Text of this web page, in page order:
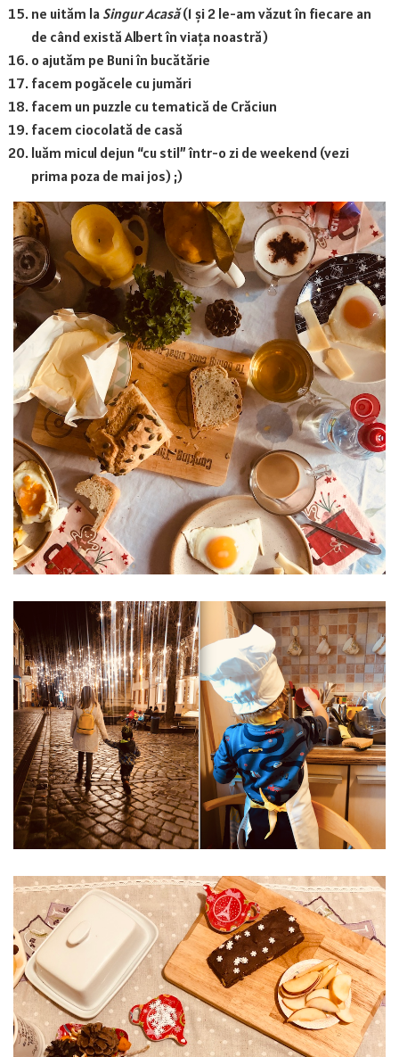
ne uităm la Singur Acasă(1 și 2 le-am văzut în fiecare an
de când există Albert în viața noastră)
o ajutăm pe Buni în bucătărie
facem pogăcele cu jumări
facem un puzzle cu tematică de Crăciun
facem ciocolată de casă
luăm micul dejun “cu stil” într-o zi de weekend (vezi
prima poza de mai jos) ;)